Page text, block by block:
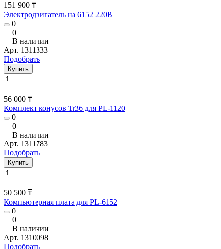
151 900 ₸
Электродвигатель на 6152 220В
0
0
В наличии
Арт. 1311333
Подобрать
Купить
56 000 ₸
Комплект конусов Tr36 для PL-1120
0
0
В наличии
Арт. 1311783
Подобрать
Купить
50 500 ₸
Компьютерная плата для PL-6152
0
0
В наличии
Арт. 1310098
Подобрать